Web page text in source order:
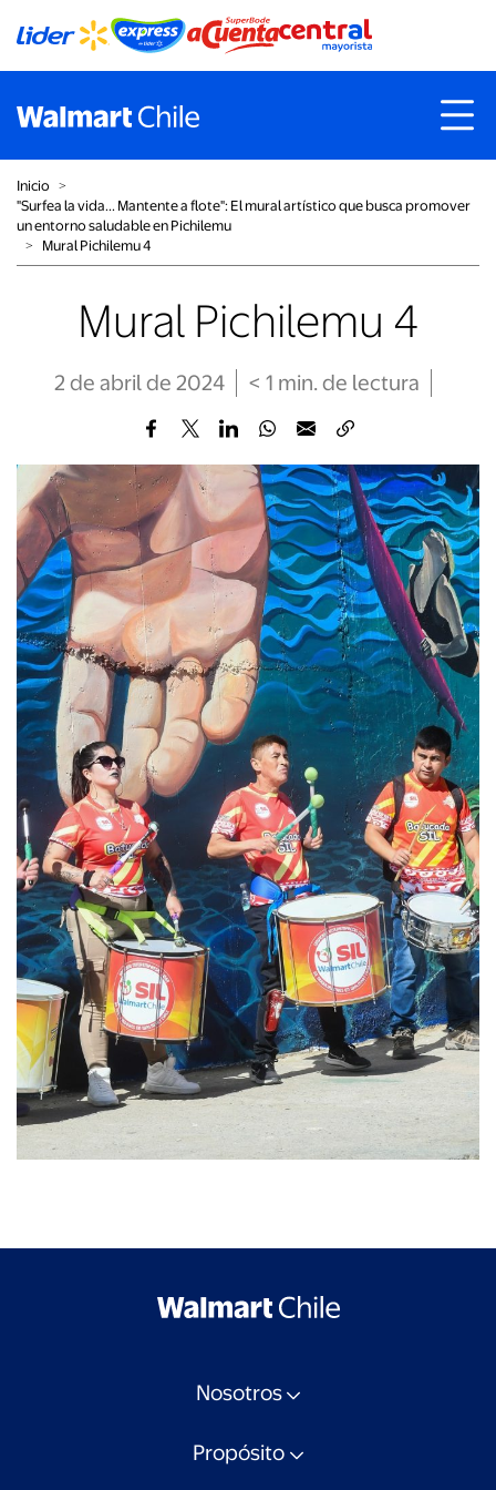
Inicio ˃
"Surfea la vida... Mantente a flote": El mural artístico que busca promover
un entorno saludable en Pichilemu
˃
Mural Pichilemu 4
Mural Pichilemu 4
2 de abril de 2024 < 1 min. de lectura
Nosotros
Propósito